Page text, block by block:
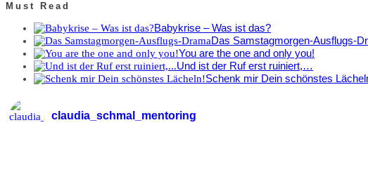
Must Read
Babykrise – Was ist das?
Das Samstagmorgen-Ausflugs-
You are the one and only you!
Und ist der Ruf erst ruiniert,…
Schenk mir Dein schönstes
claudia_schmal_mentoring